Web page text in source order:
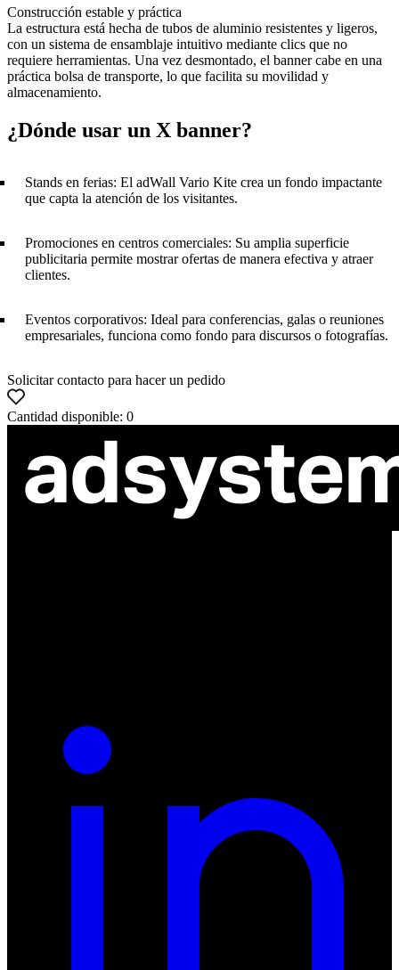
Construcción estable y práctica
La estructura está hecha de tubos de aluminio resistentes y ligeros,
con un sistema de ensamblaje intuitivo mediante clics que no
requiere herramientas. Una vez desmontado, el banner cabe en una
práctica bolsa de transporte, lo que facilita su movilidad y
almacenamiento.
¿Dónde usar un X banner?
Stands en ferias: El adWall Vario Kite crea un fondo impactante
que capta la atención de los visitantes.
Promociones en centros comerciales: Su amplia superficie
publicitaria permite mostrar ofertas de manera efectiva y atraer
clientes.
Eventos corporativos: Ideal para conferencias, galas o reuniones
empresariales, funciona como fondo para discursos o fotografías.
Solicitar contacto para hacer un pedido
Cantidad disponible: 0